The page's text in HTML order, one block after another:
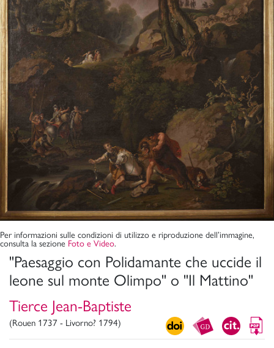
"Paesaggio con Polidamante che uccide il
leone sul monte Olimpo" o "Il Mattino"
Tierce Jean-Baptiste
(Rouen 1737 - Livorno? 1794)
Per informazioni sulle condizioni di utilizzo e riproduzione dell’immagine,
consulta la sezione Foto e Video.